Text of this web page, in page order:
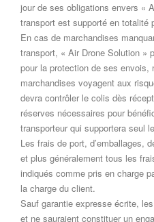
jour de ses obligations envers «
transport est supporté en totalité
En cas de marchandises
transport, « Air Drone Solution »
pour la protection de ses envois,
marchandises voyagent aux
devra contrôler le colis dès
réserves nécessaires pour
transporteur qui supportera seul
Les frais de port, d’emballages,
et plus généralement tous les
indiqués comme pris en charge
la charge du client.
Sauf garantie expresse écrite,
et ne sauraient constituer un